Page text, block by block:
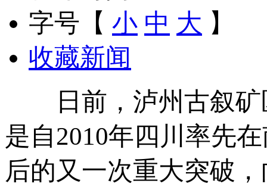
字号【 小 中 大 】
收藏新闻
日前，泸州古叙矿
是自2010年四川率先
后的又一次重大突破